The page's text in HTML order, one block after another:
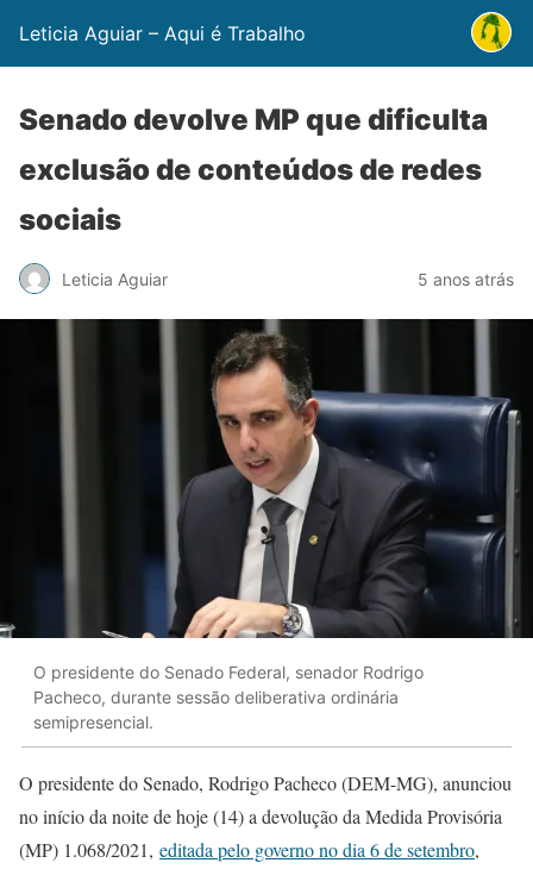
Leticia Aguiar – Aqui é Trabalho
Senado devolve MP que dificulta
exclusão de conteúdos de redes
sociais
Leticia Aguiar 5 anos atrás
O presidente do Senado Federal, senador Rodrigo
Pacheco, durante sessão deliberativa ordinária
semipresencial.
O presidente do Senado, Rodrigo Pacheco (DEM-MG), anunciou
no início da noite de hoje (14) a devolução da Medida Provisória
(MP) 1.068/2021, editada pelo governo no dia 6 de setembro,